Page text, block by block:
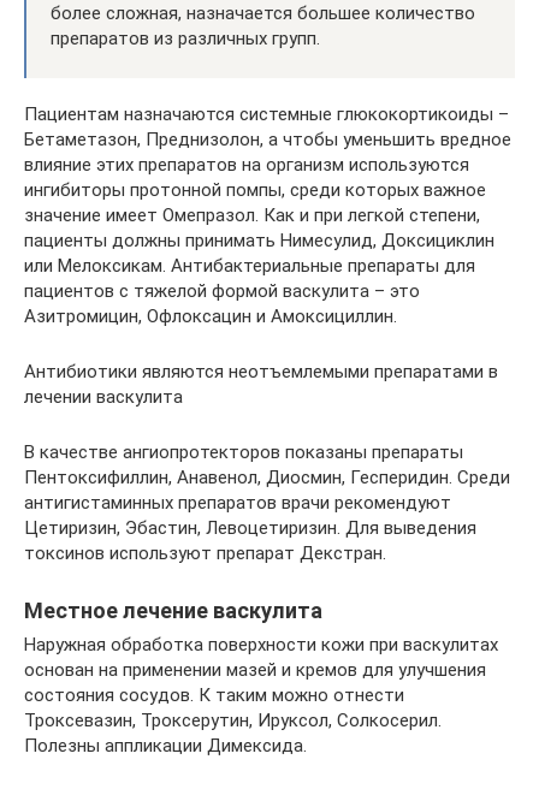
более сложная, назначается большее количество
препаратов из различных групп.
Пациентам назначаются системные глюкокортикоиды –
Бетаметазон, Преднизолон, а чтобы уменьшить вредное
влияние этих препаратов на организм используются
ингибиторы протонной помпы, среди которых важное
значение имеет Омепразол. Как и при легкой степени,
пациенты должны принимать Нимесулид, Доксициклин
или Мелоксикам. Антибактериальные препараты для
пациентов с тяжелой формой васкулита – это
Азитромицин, Офлоксацин и Амоксициллин.
Антибиотики являются неотъемлемыми препаратами в
лечении васкулита
В качестве ангиопротекторов показаны препараты
Пентоксифиллин, Анавенол, Диосмин, Гесперидин. Среди
антигистаминных препаратов врачи рекомендуют
Цетиризин, Эбастин, Левоцетиризин. Для выведения
токсинов используют препарат Декстран.
Местное лечение васкулита
Наружная обработка поверхности кожи при васкулитах
основан на применении мазей и кремов для улучшения
состояния сосудов. К таким можно отнести
Троксевазин, Троксерутин, Ируксол, Солкосерил.
Полезны аппликации Димексида.